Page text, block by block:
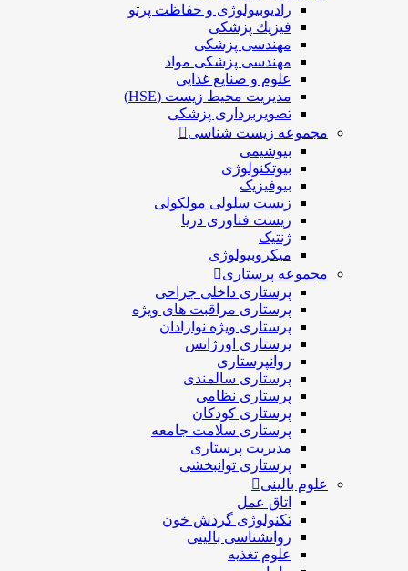
رادیوبیولوژی و حفاظت پرتو
فيزيك پزشکی
مهندسی پزشکی
مهندسی پزشکی مواد
علوم و صنايع غذایی
مدیریت محیط زیست (HSE)
تصویربرداری پزشکی
مجموعه زیست شناسی
بیوشیمی
بیوتکنولوژی
بیوفیزیک
زیست سلولی مولکولی
زیست فناوری دریا
ژنتیک
میکروبیولوژی
مجموعه پرستاری
پرستاری داخلی جراحی
پرستاری مراقبت های ويژه
پرستاری ويژه نوازادان
پرستاری اورژانس
روانپرستاری
پرستاری سالمندی
پرستاری نظامی
پرستاری کودکان
پرستاری سلامت جامعه
مدیریت پرستاری
پرستاری توانبخشی
علوم بالینی
اتاق عمل
تکنولوژی گردش خون
روانشناسی بالینی
علوم تغذیه